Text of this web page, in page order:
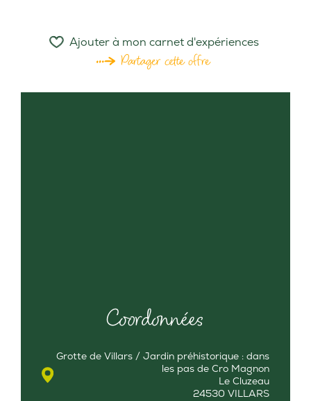
Ajouter à mon carnet d'expériences
Partager cette offre
Coordonnées
Grotte de Villars / Jardin préhistorique : dans
les pas de Cro Magnon
Le Cluzeau
24530 VILLARS